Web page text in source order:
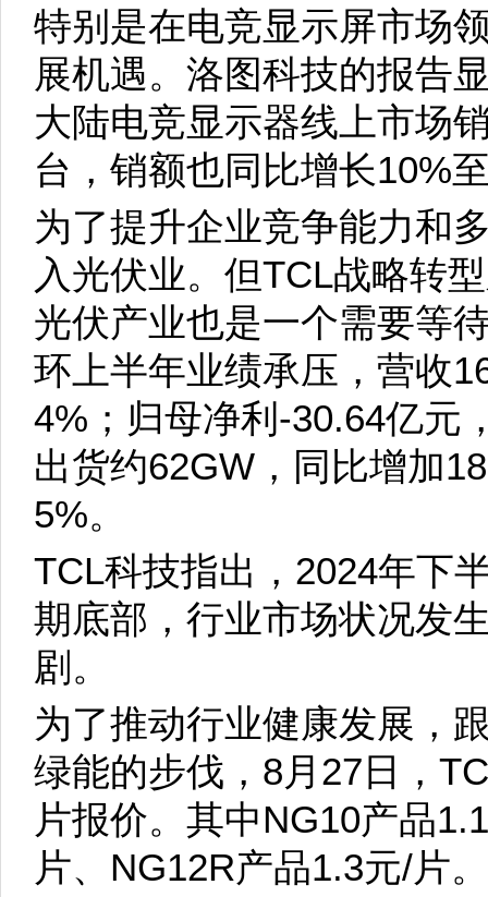
特别是在电竞显示屏市场
展机遇。洛图科技的报告
大陆电竞显示器线上市场
台，销额也同比增长10%
为了提升企业竞争能力和
入光伏业。但TCL战略转
光伏产业也是一个需要等
环上半年业绩承压，营收
4%；归母净利-30.64亿元
出货约62GW，同比增加
5%。
TCL科技指出，2024年下
期底部，行业市场状况发
剧。
为了推动行业健康发展，
绿能的步伐，8月27日，
片报价。其中NG10产品
片、NG12R产品1.3元/片。